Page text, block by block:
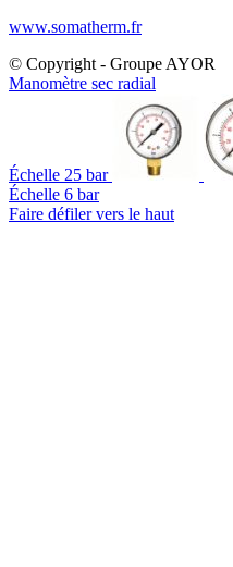
www.somatherm.fr
© Copyright - Groupe AYOR
Manomètre sec radial
Échelle 25 bar
Échelle 6 bar
Faire défiler vers le haut